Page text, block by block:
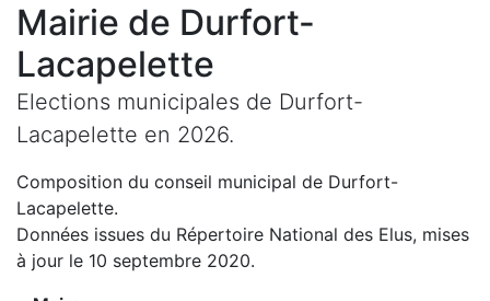
Mairie de Durfort-
Lacapelette
Elections municipales de Durfort-
Lacapelette en 2026.
Composition du conseil municipal de Durfort-
Lacapelette.
Données issues du Répertoire National des Elus, mises
à jour le 10 septembre 2020.